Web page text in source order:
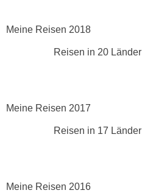
Meine Reisen 2018
Reisen in 20 Länder
Meine Reisen 2017
Reisen in 17 Länder
Meine Reisen 2016